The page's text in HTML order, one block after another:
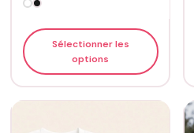
Sélectionner les
options